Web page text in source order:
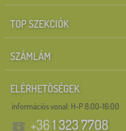
TOP SZEKCIÓK
SZÁMLÁM
ELÉRHETŐSÉGEK
információs vonal: H-P 8:00-16:00
+361 323 7708